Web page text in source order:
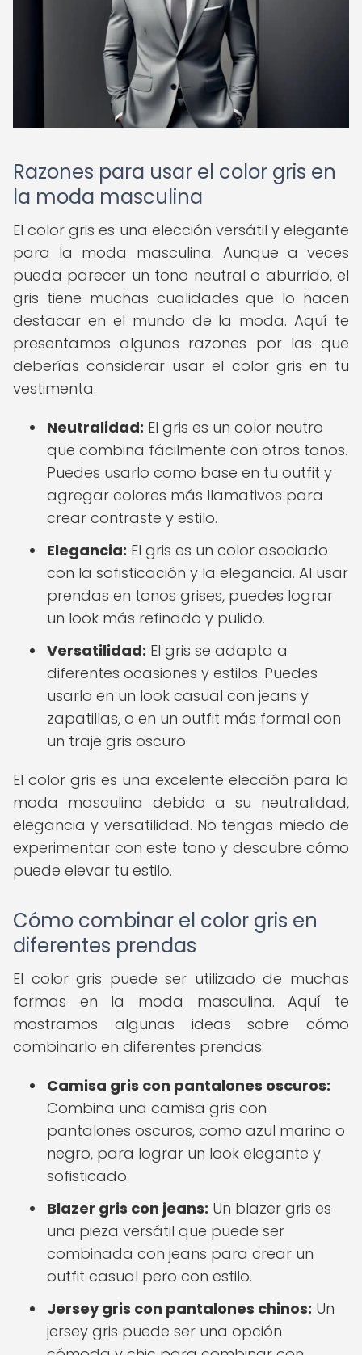
Razones para usar el color gris en
la moda masculina
El color gris es una elección versátil y elegante
para la moda masculina. Aunque a veces
pueda parecer un tono neutral o aburrido, el
gris tiene muchas cualidades que lo hacen
destacar en el mundo de la moda. Aquí te
presentamos algunas razones por las que
deberías considerar usar el color gris en tu
vestimenta:
Neutralidad: El gris es un color neutro
que combina fácilmente con otros tonos.
Puedes usarlo como base en tu outfit y
agregar colores más llamativos para
crear contraste y estilo.
Elegancia: El gris es un color asociado
con la sofisticación y la elegancia. Al usar
prendas en tonos grises, puedes lograr
un look más refinado y pulido.
Versatilidad: El gris se adapta a
diferentes ocasiones y estilos. Puedes
usarlo en un look casual con jeans y
zapatillas, o en un outfit más formal con
un traje gris oscuro.
El color gris es una excelente elección para la
moda masculina debido a su neutralidad,
elegancia y versatilidad. No tengas miedo de
experimentar con este tono y descubre cómo
puede elevar tu estilo.
Cómo combinar el color gris en
diferentes prendas
El color gris puede ser utilizado de muchas
formas en la moda masculina. Aquí te
mostramos algunas ideas sobre cómo
combinarlo en diferentes prendas:
Camisa gris con pantalones oscuros:
Combina una camisa gris con
pantalones oscuros, como azul marino o
negro, para lograr un look elegante y
sofisticado.
Blazer gris con jeans: Un blazer gris es
una pieza versátil que puede ser
combinada con jeans para crear un
outfit casual pero con estilo.
Jersey gris con pantalones chinos: Un
jersey gris puede ser una opción